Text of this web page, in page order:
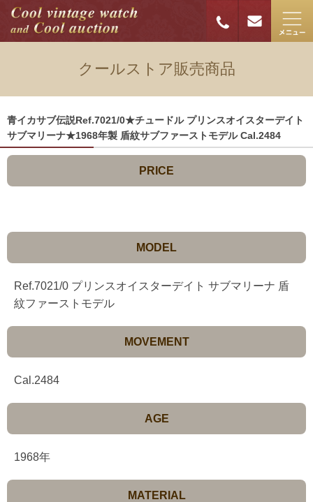
クールストア販売商品
青イカサブ伝説Ref.7021/0★チュードル プリンスオイスターデイト
サブマリーナ★1968年製 盾紋サブファーストモデル Cal.2484
PRICE
MODEL
Ref.7021/0 プリンスオイスターデイト サブマリーナ 盾
紋ファーストモデル
MOVEMENT
Cal.2484
AGE
1968年
MATERIAL